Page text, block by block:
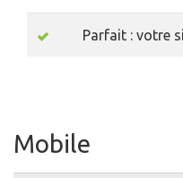
Parfait : votre
Mobile